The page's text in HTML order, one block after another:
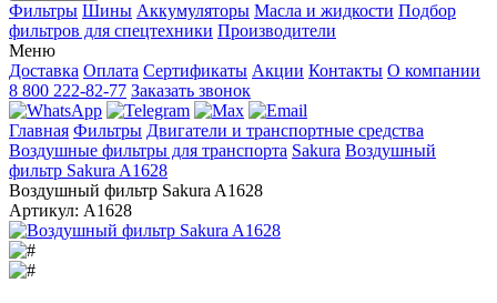
Фильтры Шины Аккумуляторы Масла и жидкости Подбор
фильтров для спецтехники Производители
Меню
Доставка Оплата Сертификаты Акции Контакты О компании
8 800 222-82-77 Заказать звонок
Главная Фильтры Двигатели и транспортные средства
Воздушные фильтры для транспорта Sakura Воздушный
фильтр Sakura A1628
Воздушный фильтр Sakura A1628
Артикул: A1628